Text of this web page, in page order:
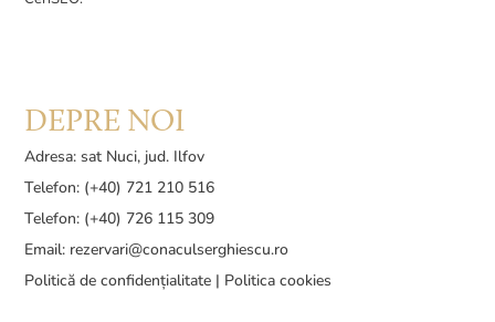
DEPRE NOI
Adresa: sat Nuci, jud. Ilfov
Telefon: (+40) 721 210 516
Telefon: (+40) 726 115 309
Email: rezervari@conaculserghiescu.ro
Politică de confidențialitate | Politica cookies